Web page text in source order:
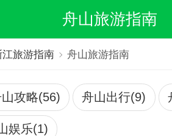
舟山旅游指南
江旅游指南 舟山旅游指南
攻略(56) 舟山出行(9)
娱乐(1)